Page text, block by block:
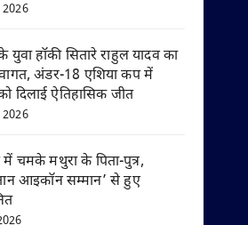
युवा हॉकी सितारे राहुल यादव का
अंडर-18 एशिया कप में
दिलाई ऐतिहासिक जीत
में चमके मथुरा के पिता-पुत्र,
आइकॉन सम्मान’ से हुए